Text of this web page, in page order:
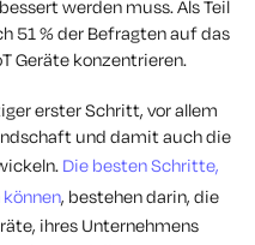
werden muss. Als Teil
51 % der Befragten auf das
Geräte konzentrieren.
erster Schritt, vor allem
und damit auch die
Die besten Schritte,
, bestehen darin, die
ihres Unternehmens